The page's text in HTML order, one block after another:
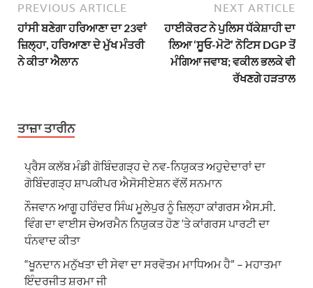
PREVIOUS ARTICLE
ਹਾਂਸੀ ਬਣੇਗਾ ਹਰਿਆਣਾ ਦਾ 23ਵਾਂ
ਜ਼ਿਲ੍ਹਾ, ਹਰਿਆਣਾ ਦੇ ਮੁੱਖ ਮੰਤਰੀ
ਨੇ ਕੀਤਾ ਐਲਾਨ
NEXT ARTICLE
ਹਾਈਕੋਰਟ ਨੇ ਪੁਲਿਸ ਧੱਕੇਸ਼ਾਹੀ ਦਾ
ਲਿਆ ‘ਸੂਓ-ਮੋਟੋ’ ਨੋਟਿਸ DGP ਤੋਂ
ਮੰਗਿਆ ਜਵਾਬ; ਵਕੀਲ ਭਲਕੇ ਵੀ
ਰੱਖਣਗੇ ਹੜਤਾਲ
ਤਾਜ਼ਾ ਤਾਰੀਨ
ਪ੍ਰੈਸ ਕਲੱਬ ਮੰਡੀ ਗੋਬਿੰਦਗੜ੍ਹ ਦੇ ਨਵ-ਨਿਯੁਕਤ ਅਹੁਦੇਦਾਰਾਂ ਦਾ
ਗੋਬਿੰਦਗੜ੍ਹ ਸ਼ਾਪਕੀਪਰ ਐਸੋਸੀਏਸ਼ਨ ਵੱਲੋਂ ਸਨਮਾਨ
ਨੌਜਵਾਨ ਆਗੂ ਹਰਿੰਦਰ ਸਿੰਘ ਮੂਲੇਪੁਰ ਨੂੰ ਜ਼ਿਲ੍ਹਾ ਕਾਂਗਰਸ ਐਸ.ਸੀ.
ਵਿੰਗ ਦਾ ਵਾਈਸ ਚੇਅਰਮੈਨ ਨਿਯੁਕਤ ਹੋਣ ‘ਤੇ ਕਾਂਗਰਸ ਪਾਰਟੀ ਦਾ
ਧੰਨਵਾਦ ਕੀਤਾ
“ਖੂਨਦਾਨ ਮਨੁੱਖਤਾ ਦੀ ਸੇਵਾ ਦਾ ਸਰਵੋਤਮ ਮਾਧਿਅਮ ਹੈ” – ਮਹਾਤਮਾ
ਇੰਦਰਜੀਤ ਸ਼ਰਮਾ ਜੀ